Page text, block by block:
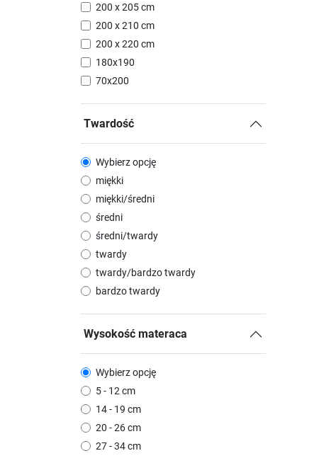
200 x 205 cm
200 x 210 cm
200 x 220 cm
180x190
70x200
Twardość
Wybierz opcję
miękki
miękki/średni
średni
średni/twardy
twardy
twardy/bardzo twardy
bardzo twardy
Wysokość materaca
Wybierz opcję
5 - 12 cm
14 - 19 cm
20 - 26 cm
27 - 34 cm